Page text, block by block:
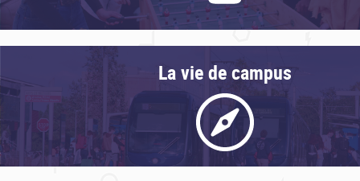
Insertion professionnelle
La vie associative
Les bourses et aides financières
La vie de campus